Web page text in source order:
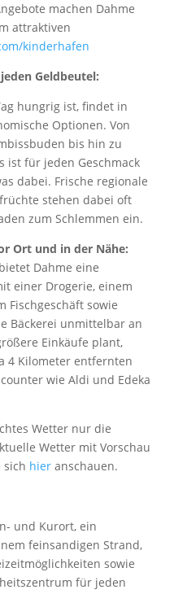
machen Dahme
attraktiven
kinderhafen
Geldbeutel:
hungrig ist, findet in
Optionen. Von
bis hin zu
ist für jeden Geschmack
dabei. Frische regionale
stehen dabei oft
zum Schlemmen ein.
Ort und in der Nähe:
Dahme eine
einer Drogerie, einem
Fischgeschäft sowie
Bäckerei unmittelbar an
Einkäufe plant,
4 Kilometer entfernten
wie Aldi und Edeka
Wetter nur die
Wetter mit Vorschau
sich hieranschauen.
und Kurort, ein
feinsandigen Strand,
sowie
für jeden